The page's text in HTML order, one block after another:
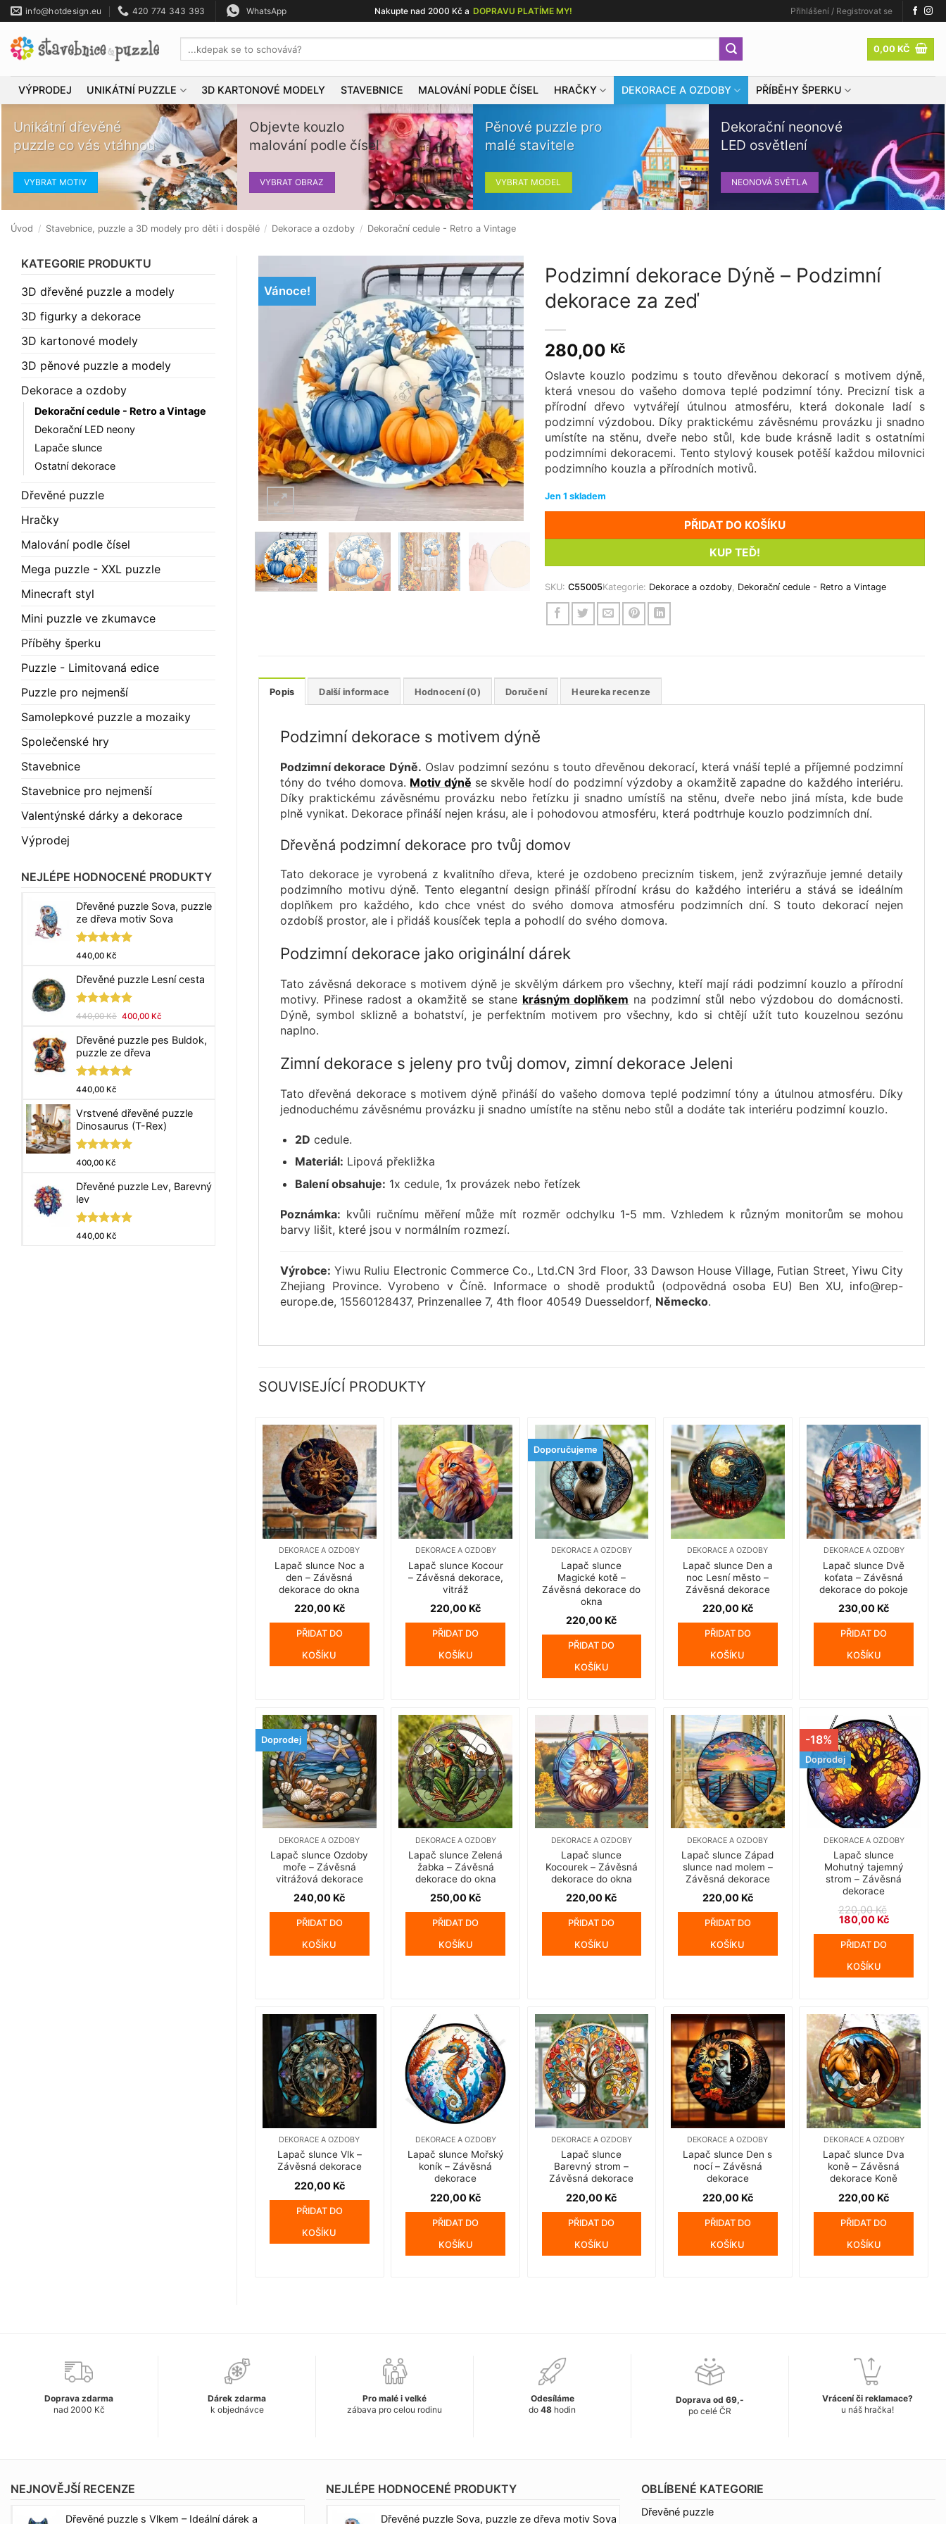
Přeskočit
na
obsah
info@hotdesign.eu 420 774 343 393 WhatsApp Nakupte nad 2000 Kč a DOPRAVU PLATÍME MY! Přihlášení / Registrovat se
0,00KČ
VÝPRODEJ UNIKÁTNÍ PUZZLE 3D KARTONOVÉ MODELY STAVEBNICE MALOVÁNÍ PODLE ČÍSEL HRAČKY DEKORACE A OZDOBY PŘÍBĚHY ŠPERKU
Unikátní dřevěné
puzzle co vás vtáhnou
VYBRAT MOTIV
Objevte kouzlo
malování podle čísel
VYBRAT OBRAZ
Pěnové puzzle pro
malé stavitele
VYBRAT MODEL
Dekorační neonové
LED osvětlení
NEONOVÁ SVĚTLA
Úvod / Stavebnice, puzzle a 3D modely pro děti i dospělé / Dekorace a ozdoby / Dekorační cedule - Retro a Vintage
KATEGORIE PRODUKTU
3D dřevěné puzzle a modely
3D figurky a dekorace
3D kartonové modely
3D pěnové puzzle a modely
Dekorace a ozdoby
Dekorační cedule - Retro a Vintage
Dekorační LED neony
Lapače slunce
Ostatní dekorace
Dřevěné puzzle
Hračky
Malování podle čísel
Mega puzzle - XXL puzzle
Minecraft styl
Mini puzzle ve zkumavce
Příběhy šperku
Puzzle - Limitovaná edice
Puzzle pro nejmenší
Samolepkové puzzle a mozaiky
Společenské hry
Stavebnice
Stavebnice pro nejmenší
Valentýnské dárky a dekorace
Výprodej
NEJLÉPE HODNOCENÉ PRODUKTY
Dřevěné puzzle Sova, puzzle
ze dřeva motiv Sova
Hodnocení
440,00 Kč
Dřevěné puzzle Lesní cesta
Hodnocení
440,00Kč Původní
byla:
440,00 Kč.
400,00 Kč
je:
Dřevěné puzzle pes Buldok,
puzzle ze dřeva
Hodnocení
440,00 Kč
Vrstvené dřevěné puzzle
Dinosaurus (T-Rex)
Hodnocení
400,00 Kč
Dřevěné puzzle Lev, Barevný
lev
Hodnocení
440,00 Kč
Vánoce!
Podzimní dekorace Dýně – Podzimní
dekorace za zeď
280,00 Kč
Oslavte kouzlo podzimu s touto dřevěnou dekorací s motivem dýně,
která vnesou do vašeho domova teplé podzimní tóny. Precizní tisk a
přírodní dřevo vytvářejí útulnou atmosféru, která dokonale ladí s
podzimní výzdobou. Díky praktickému závěsnému provázku ji snadno
umístíte na stěnu, dveře nebo stůl, kde bude krásně ladit s ostatními
podzimními dekoracemi. Tento stylový kousek potěší každou milovnici
podzimního kouzla a přírodních motivů.
Jen 1 skladem
PŘIDAT DO KOŠÍKU
KUP TEĎ!
SKU:C55005Kategorie: Dekorace a ozdoby Dekorační cedule - Retro a Vintage
Popis Další informace Hodnocení (0) Doručení Heureka recenze
Podzimní dekorace s motivem dýně
Podzimní dekorace Dýně. Oslav podzimní sezónu s touto dřevěnou dekorací, která vnáší teplé a příjemné podzimní
tóny do tvého domova. Motiv dýně se skvěle hodí do podzimní výzdoby a okamžitě zapadne do každého interiéru.
Díky praktickému závěsnému provázku nebo řetízku ji snadno umístíš na stěnu, dveře nebo jiná místa, kde bude
plně vynikat. Dekorace přináší nejen krásu, ale i pohodovou atmosféru, která podtrhuje kouzlo podzimních dní.
Dřevěná podzimní dekorace pro tvůj domov
Tato dekorace je vyrobená z kvalitního dřeva, které je ozdobeno precizním tiskem, jenž zvýrazňuje jemné detaily
podzimního motivu dýně. Tento elegantní design přináší přírodní krásu do každého interiéru a stává se ideálním
doplňkem pro každého, kdo chce vnést do svého domova atmosféru podzimních dní. S touto dekorací nejen
ozdobíš prostor, ale i přidáš kousíček tepla a pohodlí do svého domova.
Podzimní dekorace jako originální dárek
Tato závěsná dekorace s motivem dýně je skvělým dárkem pro všechny, kteří mají rádi podzimní kouzlo a přírodní
motivy. Přinese radost a okamžitě se stane krásným doplňkem na podzimní stůl nebo výzdobou do domácnosti.
Dýně, symbol sklizně a bohatství, je perfektním motivem pro všechny, kdo si chtějí užít tuto kouzelnou sezónu
naplno.
Zimní dekorace s jeleny pro tvůj domov, zimní dekorace Jeleni
Tato dřevěná dekorace s motivem dýně přináší do vašeho domova teplé podzimní tóny a útulnou atmosféru. Díky
jednoduchému závěsnému provázku ji snadno umístíte na stěnu nebo stůl a dodáte tak interiéru podzimní kouzlo.
2D cedule.
Materiál: Lipová překližka
Balení obsahuje: 1x cedule, 1x provázek nebo řetízek
Poznámka: kvůli ručnímu měření může mít rozměr odchylku 1-5 mm. Vzhledem k různým monitorům se mohou
barvy lišit, které jsou v normálním rozmezí.
Výrobce: Yiwu Ruliu Electronic Commerce Co., Ltd.CN 3rd Floor, 33 Dawson House Village, Futian Street, Yiwu City
Zhejiang Province. Vyrobeno v Číně. Informace o shodě produktů (odpovědná osoba EU) Ben XU, info@rep-
europe.de, 15560128437, Prinzenallee 7, 4th floor 40549 Duesseldorf, Německo.
SOUVISEJÍCÍ PRODUKTY
DEKORACE A OZDOBY
Lapač slunce Noc a
den – Závěsná
dekorace do okna
220,00 Kč
PŘIDAT DO
KOŠÍKU
DEKORACE A OZDOBY
Lapač slunce Kocour
– Závěsná dekorace,
vitráž
220,00 Kč
PŘIDAT DO
KOŠÍKU
Doporučujeme
DEKORACE A OZDOBY
Lapač slunce
Magické kotě –
Závěsná dekorace do
okna
220,00 Kč
PŘIDAT DO
KOŠÍKU
DEKORACE A OZDOBY
Lapač slunce Den a
noc Lesní město –
Závěsná dekorace
220,00 Kč
PŘIDAT DO
KOŠÍKU
DEKORACE A OZDOBY
Lapač slunce Dvě
koťata – Závěsná
dekorace do pokoje
230,00 Kč
PŘIDAT DO
KOŠÍKU
Doprodej
DEKORACE A OZDOBY
Lapač slunce Ozdoby
moře – Závěsná
vitrážová dekorace
240,00 Kč
PŘIDAT DO
KOŠÍKU
DEKORACE A OZDOBY
Lapač slunce Zelená
žabka – Závěsná
dekorace do okna
250,00 Kč
PŘIDAT DO
KOŠÍKU
DEKORACE A OZDOBY
Lapač slunce
Kocourek – Závěsná
dekorace do okna
220,00 Kč
PŘIDAT DO
KOŠÍKU
DEKORACE A OZDOBY
Lapač slunce Západ
slunce nad molem –
Závěsná dekorace
220,00 Kč
PŘIDAT DO
KOŠÍKU
-18%
Doprodej
DEKORACE A OZDOBY
Lapač slunce
Mohutný tajemný
strom – Závěsná
dekorace
220,00Kč
Původní
cena
byla:
220,00 Kč.
180,00 KčAktuální
PŘIDAT DO
KOŠÍKU
DEKORACE A OZDOBY
Lapač slunce Vlk –
Závěsná dekorace
220,00 Kč
PŘIDAT DO
KOŠÍKU
DEKORACE A OZDOBY
Lapač slunce Mořský
koník – Závěsná
dekorace
220,00 Kč
PŘIDAT DO
KOŠÍKU
DEKORACE A OZDOBY
Lapač slunce
Barevný strom –
Závěsná dekorace
220,00 Kč
PŘIDAT DO
KOŠÍKU
DEKORACE A OZDOBY
Lapač slunce Den s
nocí – Závěsná
dekorace
220,00 Kč
PŘIDAT DO
KOŠÍKU
DEKORACE A OZDOBY
Lapač slunce Dva
koně – Závěsná
dekorace Koně
220,00 Kč
PŘIDAT DO
KOŠÍKU
Doprava zdarma
nad 2000 Kč
Dárek zdarma
k objednávce
Pro malé i velké
zábava pro celou rodinu
Odesíláme
do 48 hodin
Doprava od 69,-
po celé ČR
Vrácení či reklamace?
u náš hračka!
NEJNOVĚJŠÍ RECENZE
Dřevěné puzzle s Vlkem – Ideální dárek a
NEJLÉPE HODNOCENÉ PRODUKTY
Dřevěné puzzle Sova, puzzle ze dřeva motiv Sova
OBLÍBENÉ KATEGORIE
Dřevěné puzzle